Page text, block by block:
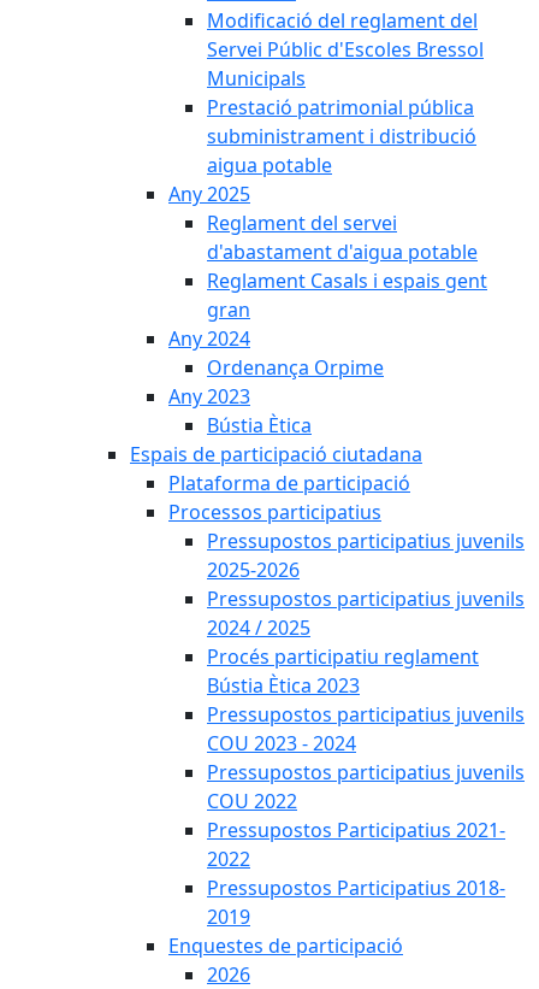
Modificació del reglament del
Servei Públic d'Escoles Bressol
Municipals
Prestació patrimonial pública
subministrament i distribució
aigua potable
Any 2025
Reglament del servei
d'abastament d'aigua potable
Reglament Casals i espais gent
gran
Any 2024
Ordenança Orpime
Any 2023
Bústia Ètica
Espais de participació ciutadana
Plataforma de participació
Processos participatius
Pressupostos participatius juvenils
2025-2026
Pressupostos participatius juvenils
2024 / 2025
Procés participatiu reglament
Bústia Ètica 2023
Pressupostos participatius juvenils
COU 2023 - 2024
Pressupostos participatius juvenils
COU 2022
Pressupostos Participatius 2021-
2022
Pressupostos Participatius 2018-
2019
Enquestes de participació
2026